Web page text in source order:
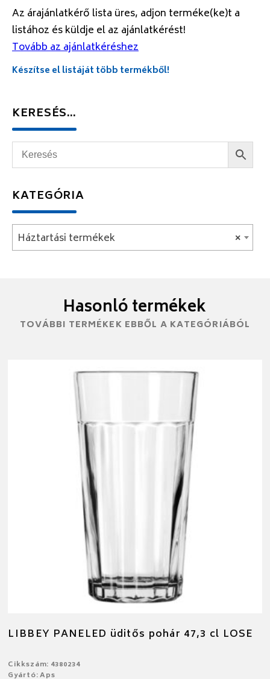
Az árajánlatkérő lista üres, adjon terméke(ke)t a
listához és küldje el az ajánlatkérést!
Tovább az ajánlatkéréshez
Készítse el listáját több termékből!
KERESÉS…
KATEGÓRIA
×
Háztartási termékek
Hasonló termékek
TOVÁBBI TERMÉKEK EBBŐL A KATEGÓRIÁBÓL
LIBBEY PANELED üditős pohár 47,3 cl LOSE
Cikkszám: 4380234
Gyártó: Aps